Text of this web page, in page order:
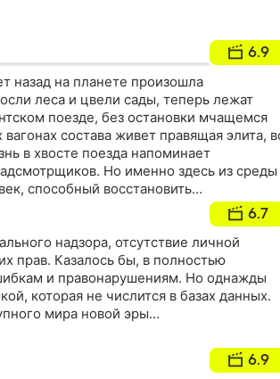
6.9
назад на планете произошла
леса и цвели сады, теперь лежат
поезде, без остановки мчащемся
состава живет правящая элита,
в хвосте поезда напоминает
Но именно здесь из среды
способный восстановить
идеи есть своя темная сторона, и6.7
надзора, отсутствие личной
прав. Казалось бы, в полностью
и правонарушениям. Но однажды
которая не числится в базах данных.
мира новой эры…
6.9